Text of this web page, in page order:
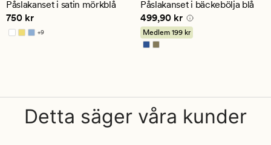
genomsnittligt
betyg
på
4.5
Påslakanset i satin mörkblå
Pris 750 kr
750 kr
+9
Finns i fler färger
genomsnittligt
betyg
på
4
Påslakanset i bäckebölja blå
Pris 499,90 kr
499,90 kr
Medlem 199 kr
Detta säger våra kunder